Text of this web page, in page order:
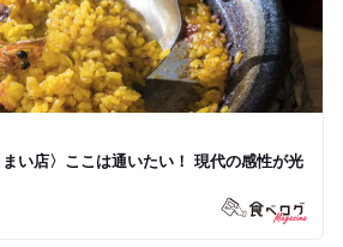
まい店〉ここは通いたい！ 現代の感性が光